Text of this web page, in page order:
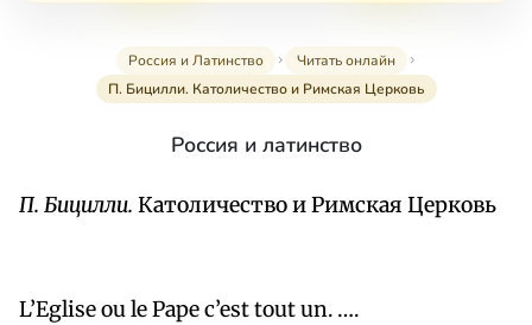
Россия и Латинство
Читать онлайн
П. Бицилли. Католичество и Римская Церковь
Россия и латинство
П. Бицилли. Католичество и Римская Церковь
L’Eglise ou le Pape c’est tout un. ….